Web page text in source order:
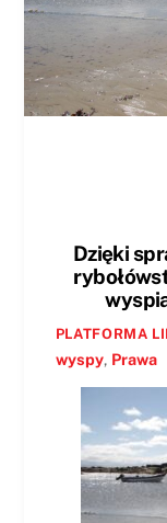
Dzięki
PLATFORMA
wyspy, Prawa